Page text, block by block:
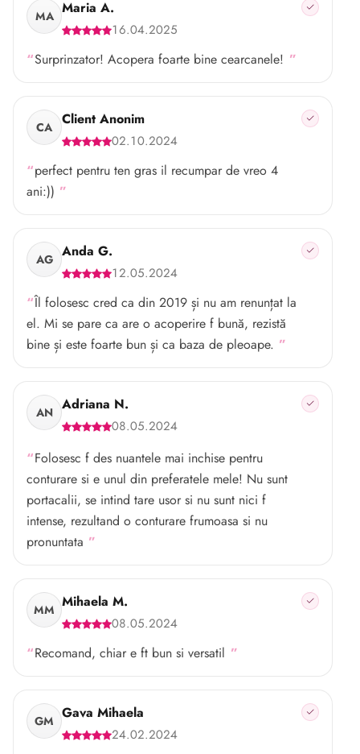
MA Maria A.
16.04.2025
Surprinzator! Acopera foarte bine cearcanele!
CA Client Anonim
02.10.2024
perfect pentru ten gras il recumpar de vreo 4
ani:))
AG Anda G.
12.05.2024
Îl folosesc cred ca din 2019 și nu am renunțat la
el. Mi se pare ca are o acoperire f bună, rezistă
bine și este foarte bun și ca baza de pleoape.
AN Adriana N.
08.05.2024
Folosesc f des nuantele mai inchise pentru
conturare si e unul din preferatele mele! Nu sunt
portacalii, se intind tare usor si nu sunt nici f
intense, rezultand o conturare frumoasa si nu
pronuntata
MM Mihaela M.
08.05.2024
Recomand, chiar e ft bun si versatil
GM Gava Mihaela
24.02.2024